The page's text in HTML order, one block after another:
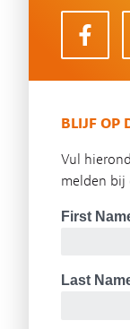
BLIJF OP
Vul
melden bij